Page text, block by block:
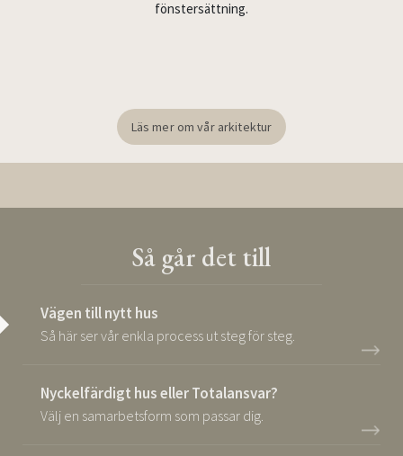
fönstersättning.
Läs mer om vår arkitektur
Så går det till
Vägen till nytt hus
Så här ser vår enkla process ut steg för steg.
Nyckelfärdigt hus eller Totalansvar?
Välj en samarbetsform som passar dig.